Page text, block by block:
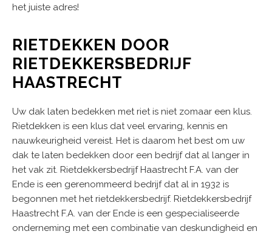
het juiste adres!
RIETDEKKEN DOOR
RIETDEKKERSBEDRIJF
HAASTRECHT
Uw dak laten bedekken met riet is niet zomaar een klus.
Rietdekken is een klus dat veel ervaring, kennis en
nauwkeurigheid vereist. Het is daarom het best om uw
dak te laten bedekken door een bedrijf dat al langer in
het vak zit. Rietdekkersbedrijf Haastrecht F.A. van der
Ende is een gerenommeerd bedrijf dat al in 1932 is
begonnen met het rietdekkersbedrijf. Rietdekkersbedrijf
Haastrecht F.A. van der Ende is een gespecialiseerde
onderneming met een combinatie van deskundigheid en